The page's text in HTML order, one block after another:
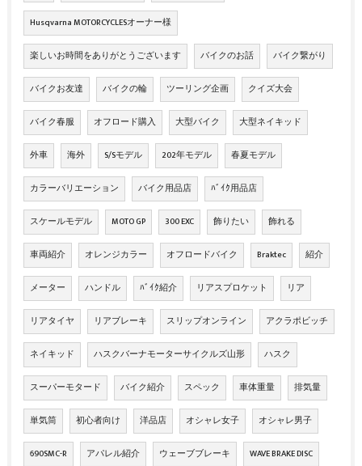
Husqvarna MOTORCYCLESオーナー様
楽しいお時間をありがとうございます バイクのお話 バイク繋がり
バイクお友達 バイクの輪 ツーリング企画 クイズ大会
バイク春服 オフロード購入 大型バイク 大型ネイキッド
外車 海外 S/Sモデル 202年モデル 春夏モデル
カラーバリエーション バイク用品店 ﾊﾞｲｸ用品店
スケールモデル MOTO GP 300 EXC 飾りたい 飾れる
車両紹介 オレンジカラー オフロードバイク Braktec 紹介
メーター ハンドル ﾊﾞｲｸ紹介 リアスプロケット リア
リアタイヤ リアブレーキ スリップオンライン アクラポビッチ
ネイキッド ハスクバーナモーターサイクルズ山形 ハスク
スーパーモタード バイク紹介 スペック 車体重量 排気量
単気筒 初心者向け 洋品店 オシャレ女子 オシャレ男子
690SMC-R アパレル紹介 ウェーブブレーキ WAVE BRAKE DISC